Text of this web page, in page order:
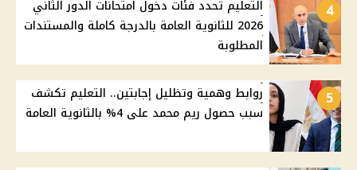
4
التعليم تحدد فئات دخول امتحانات الدور الثاني
2026 للثانوية العامة بالدرجة كاملة والمستندات
المطلوبة
5
روابط وهمية وتظليل إجابتين.. التعليم تكشف
سبب حصول ريم محمد على 4% بالثانوية العامة